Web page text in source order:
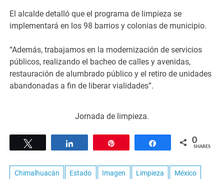
El alcalde detalló que el programa de limpieza se
implementará en los 98 barrios y colonias de municipio.
“Además, trabajamos en la modernización de servicios
públicos, realizando el bacheo de calles y avenidas,
restauración de alumbrado público y el retiro de unidades
abandonadas a fin de liberar vialidades”.
Jornada de limpieza.
Share 0
SHARES
Chimalhuacán Estado Imagen Limpieza México